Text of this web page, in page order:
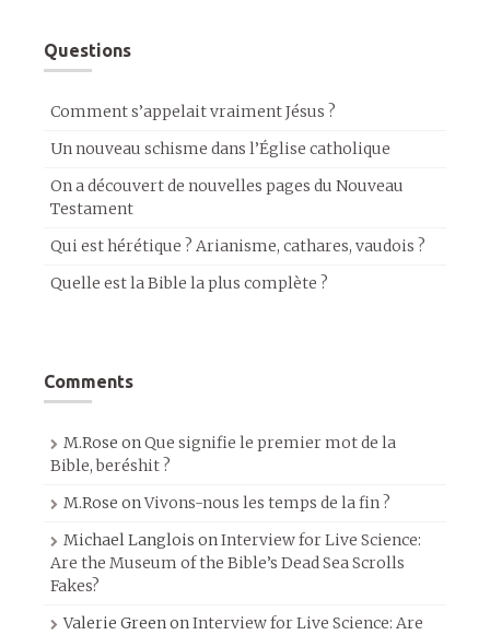
Questions
Comment s’appelait vraiment Jésus ?
Un nouveau schisme dans l’Église catholique
On a découvert de nouvelles pages du Nouveau
Testament
Qui est hérétique ? Arianisme, cathares, vaudois ?
Quelle est la Bible la plus complète ?
Comments
M.Rose onQue signifie le premier mot de la
Bible, beréshit ?
M.Rose onVivons-nous les temps de la fin ?
Michael Langlois onInterview for Live Science:
Are the Museum of the Bible’s Dead Sea Scrolls
Fakes?
Valerie GreenonInterview for Live Science: Are